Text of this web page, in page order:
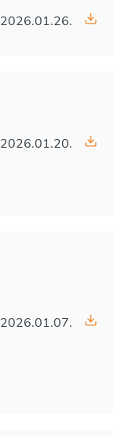
2026.01.26.
2026.01.20.
2026.01.07.